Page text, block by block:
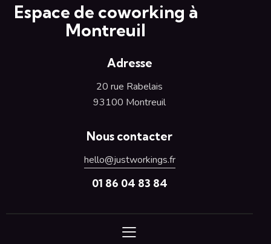
Espace de coworking à
Montreuil
Adresse
20 rue Rabelais
93100 Montreuil
Nous contacter
hello@justworkings.fr
01 86 04 83 84